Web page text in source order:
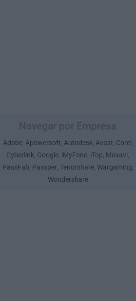
Adobe, Apowersoft, Autodesk, Avast, Corel ,
Cyberlink, Google, iMyFone, iTop, Movavi,
PassFab, Passper, Tenorshare, Wargaming,
Wondershare